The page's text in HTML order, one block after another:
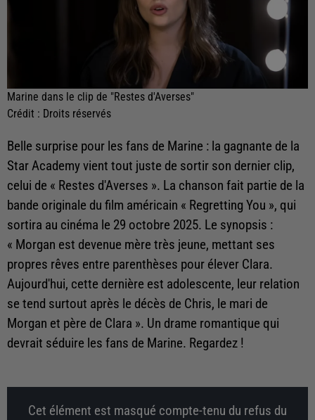
Marine dans le clip de "Restes d'Averses"
Crédit : Droits réservés
Belle surprise pour les fans de Marine : la gagnante de la
Star Academy vient tout juste de sortir son dernier clip,
celui de « Restes d'Averses ». La chanson fait partie de la
bande originale du film américain « Regretting You », qui
sortira au cinéma le 29 octobre 2025. Le synopsis :
« Morgan est devenue mère très jeune, mettant ses
propres rêves entre parenthèses pour élever Clara.
Aujourd'hui, cette dernière est adolescente, leur relation
se tend surtout après le décès de Chris, le mari de
Morgan et père de Clara ». Un drame romantique qui
devrait séduire les fans de Marine. Regardez !
Cet élément est masqué compte-tenu du refus du